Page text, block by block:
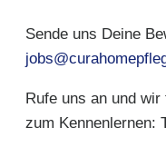
Sende uns Deine
Rufe uns an und wir
zum Kennenlernen: